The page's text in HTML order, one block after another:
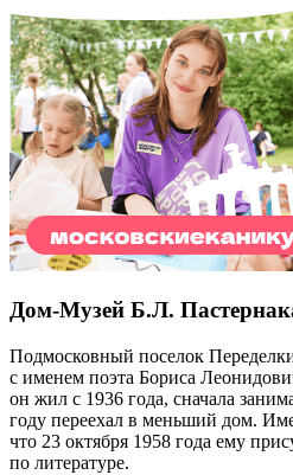
Дом-Музей Б.Л.
Подмосковный поселок
с именем поэта Бориса
он жил с 1936 года, сначала
году переехал в меньший дом.
что 23 октября 1958 года ему
по литературе.